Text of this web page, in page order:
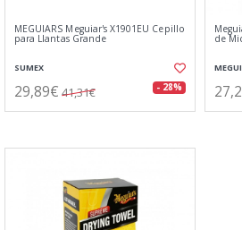
MEGUIARS Meguiar's X1901EU Cepillo
para Llantas Grande
SUMEX
29,89€ 41,31€ - 28%
de